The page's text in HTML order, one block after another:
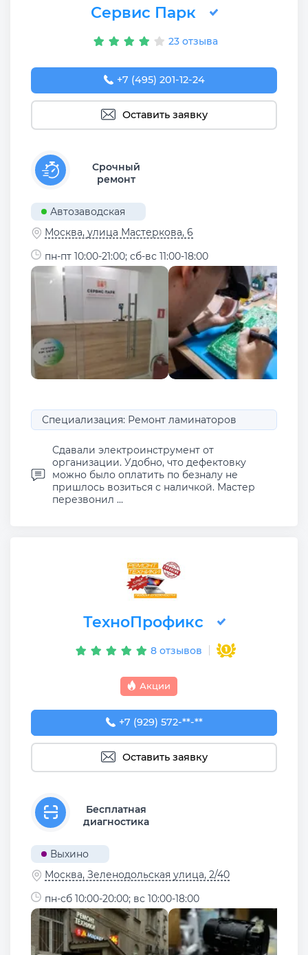
Сервис Парк
23 отзыва
+7 (495) 201-12-24
Оставить заявку
Срочный
ремонт
Автозаводская
Москва, улица Мастеркова, 6
пн-пт 10:00-21:00; сб-вс 11:00-18:00
Специализация: Ремонт ламинаторов
Сдавали электроинструмент от
организации. Удобно, что дефектовку
можно было оплатить по безналу не
пришлось возиться с наличкой. Мастер
перезвонил ...
ТехноПрофикс
8 отзывов
Акции
+7 (929) 572-29-54
+7 (929) 572-**-**
Оставить заявку
Бесплатная
диагностика
Выхино
Москва, Зеленодольская улица, 2/40
пн-сб 10:00-20:00; вс 10:00-18:00